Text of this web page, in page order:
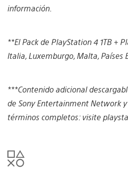
información.
**El Pack de PlayStation 4 1TB +
Italia, Luxemburgo, Malta, Países
***Contenido adicional
de Sony Entertainment Network
términos completos: visite